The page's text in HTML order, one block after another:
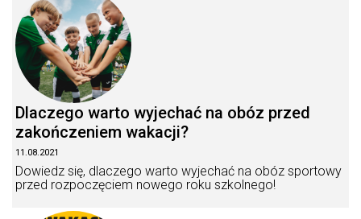
Dlaczego warto wyjechać na obóz przed
zakończeniem wakacji?
11.08.2021
Dowiedz się, dlaczego warto wyjechać na obóz sportowy
przed rozpoczęciem nowego roku szkolnego!